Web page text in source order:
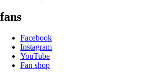
fans
Facebook
Instagram
YouTube
Fan shop